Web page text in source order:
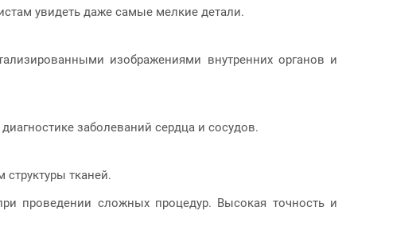
увидеть даже самые мелкие детали.
изображениями внутренних органов и
заболеваний сердца и сосудов.
тканей.
проведении сложных процедур. Высокая точность и